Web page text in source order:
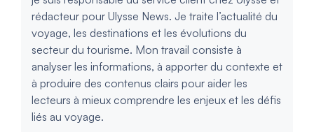
rédacteur pour Ulysse News. Je traite l’actualité du
voyage, les destinations et les évolutions du
secteur du tourisme. Mon travail consiste à
analyser les informations, à apporter du contexte et
à produire des contenus clairs pour aider les
lecteurs à mieux comprendre les enjeux et les défis
liés au voyage.